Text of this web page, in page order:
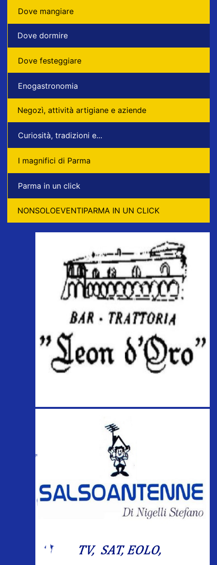
Dove mangiare
Dove dormire
Dove festeggiare
Enogastronomia
Negozì, attività artigiane e aziende
Curiosità, tradizioni e...
I magnifici di Parma
Parma in un click
NONSOLOEVENTIPARMA IN UN CLICK